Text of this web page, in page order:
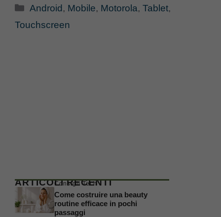
Categorie
Android , Mobile, Motorola,Tablet,
Touchscreen
ARTICOLI RECENTI
Consigli Tech
Come costruire una beauty
routine efficace in pochi
passaggi